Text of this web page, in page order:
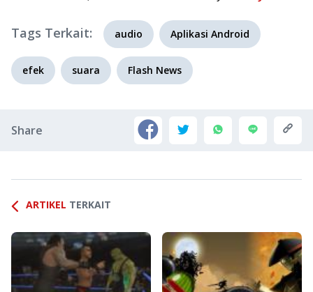
Tags Terkait: audio Aplikasi Android
efek suara Flash News
Share
ARTIKEL TERKAIT